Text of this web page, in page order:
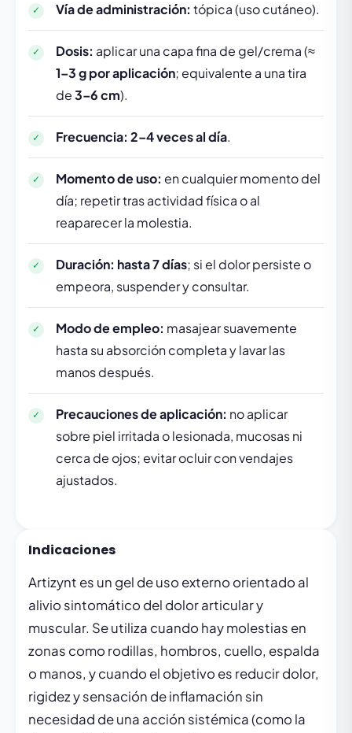
Vía de administración: tópica (uso cutáneo).
Dosis: aplicar una capa fina de gel/crema (≈
1–3 g por aplicación; equivalente a una tira
de3–6 cm).
Frecuencia: 2–4 veces al día.
Momento de uso: en cualquier momento del
día; repetir tras actividad física o al
reaparecer la molestia.
Duración: hasta 7 días; si el dolor persiste o
empeora, suspender y consultar.
Modo de empleo: masajear suavemente
hasta su absorción completa y lavar las
manos después.
Precauciones de aplicación: no aplicar
sobre piel irritada o lesionada, mucosas ni
cerca de ojos; evitar ocluir con vendajes
ajustados.
Indicaciones
Artizynt es un gel de uso externo orientado al
alivio sintomático del dolor articular y
muscular. Se utiliza cuando hay molestias en
zonas como rodillas, hombros, cuello, espalda
o manos, y cuando el objetivo es reducir dolor,
rigidez y sensación de inflamación sin
necesidad de una acción sistémica (como la